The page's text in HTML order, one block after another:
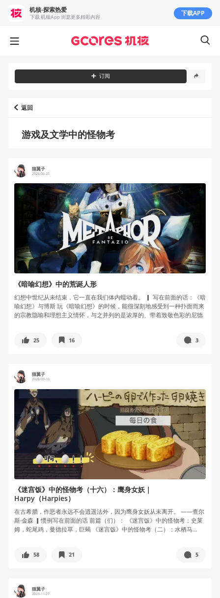
返回
游戏及文学中的怪物考
猫翼子
2026-06-25
《暗喻幻想》中的荒诞人形
幻想中世纪从未结束，它一直在我们体内蠕动着。 ▎ 写在前面的话：《暗
喻幻想》与博斯 玩《暗喻幻想》的时候，能很深刻地感受到一种扑面而来
的宗教隐喻和理想主义情怀，与之并列的是浓厚的、带着致敬色彩的尼德
25 16 3
猫翼子
2026-03-16
《迷宫饭》中的怪物考（十六）：鹰身女妖｜
Harpy（Harpies）
在古希腊，作恶者永远不会逍遥法外，因为鹰身女妖从未离开。 ——查尔
斯·金森 ▎惯例写在前面的话 前篇（们）： 《迷宫饭》中的怪物考：史莱
姆，蛇尾鸡，曼德拉草，巨蝎 《迷宫饭》中的怪物考（二）：水栖马...
58 21 5
猫翼子
2025-11-27
订阅
机核-探索热爱
下载 机核App 浏览更多精彩内容 下载APP